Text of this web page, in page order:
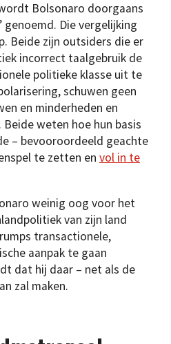
Bolsonaro doorgaans
genoemd. Die vergelijking
Beide zijn outsiders die er
incorrect taalgebruik de
politieke klasse uit te
schuwen geen
en minderheden en
weten hoe hun basis
– bevooroordeeld geachte
te zetten en vol in te
weinig oog voor het
van zijn land
transactionele,
aanpak te gaan
dat hij daar – net als de
zal maken.